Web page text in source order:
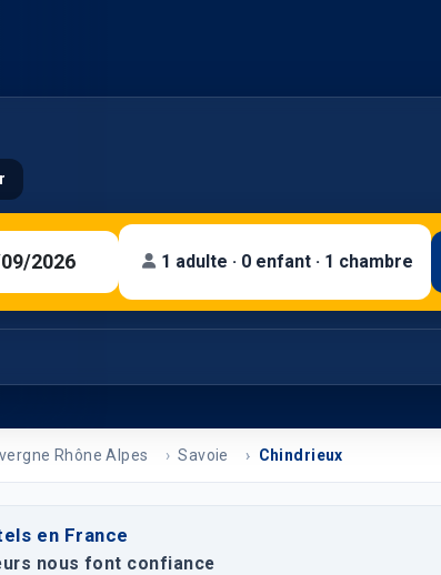
1 adulte · 0 enfant · 1 chambre
Rhône Alpes Savoie Chindrieux
en France
nous font confiance